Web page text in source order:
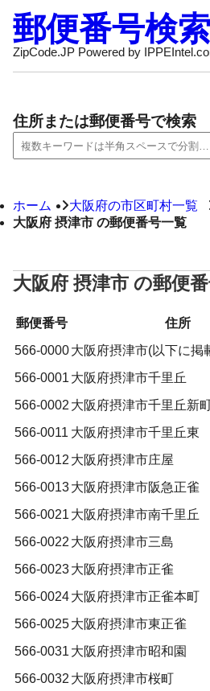
郵便番号検
ZipCode.JP Powered by
住所または郵便番号で検索
ホーム
大阪府の市区町村一覧
大阪府 摂津市 の郵便番号一覧
大阪府 摂津市 の郵便
郵便番号
住所
566-0000大阪府摂津市(以下に掲
566-0001 大阪府摂津市千里丘
566-0002 大阪府摂津市千里丘新
566-0011 大阪府摂津市千里丘東
566-0012 大阪府摂津市庄屋
566-0013大阪府摂津市阪急正雀
566-0021 大阪府摂津市南千里丘
566-0022 大阪府摂津市三島
566-0023大阪府摂津市正雀
566-0024大阪府摂津市正雀本町
566-0025大阪府摂津市東正雀
566-0031 大阪府摂津市昭和園
566-0032 大阪府摂津市桜町